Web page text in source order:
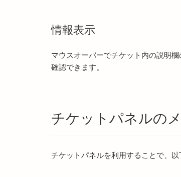
情報表示
マウスオーバーでチケット内の説明
確認できます。
チケットパネルの
チケットパネルを利用することで、以